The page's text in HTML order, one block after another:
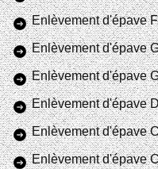
Enlèvement d'épave
Enlèvement d'épave
Enlèvement d'épave
Enlèvement d'épave
Enlèvement d'épave
Enlèvement d'épave